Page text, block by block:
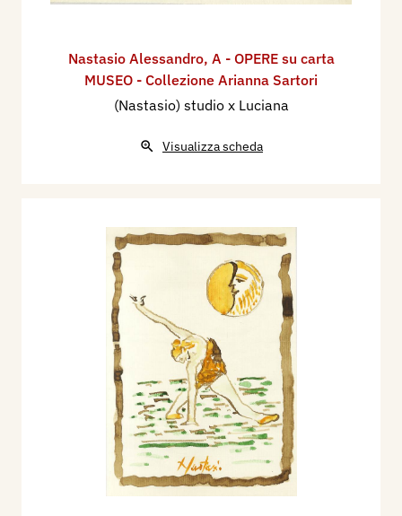
Nastasio Alessandro, A - OPERE su carta
MUSEO - Collezione Arianna Sartori
(Nastasio) studio x Luciana
Visualizza scheda